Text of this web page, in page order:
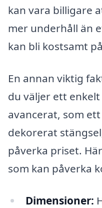
kan vara billigare
mer underhåll än
kan bli kostsamt
En annan viktig
du väljer ett
avancerat, som
dekorerat
påverka priset.
som kan påverka
Dimensioner: